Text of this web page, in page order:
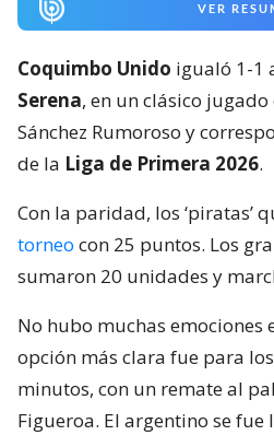
VER
Coquimbo Unido igualó 1-1
Serena, en un clásico jugado
Sánchez Rumoroso y
de la Liga de Primera 2026.
Con la paridad, los ‘piratas’
torneo con 25 puntos. Los
sumaron 20 unidades y
No hubo muchas emociones
opción más clara fue para los
minutos, con un remate al
Figueroa. El argentino se fue